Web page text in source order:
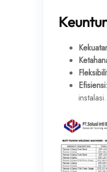
Efisiensi:
instalasi.